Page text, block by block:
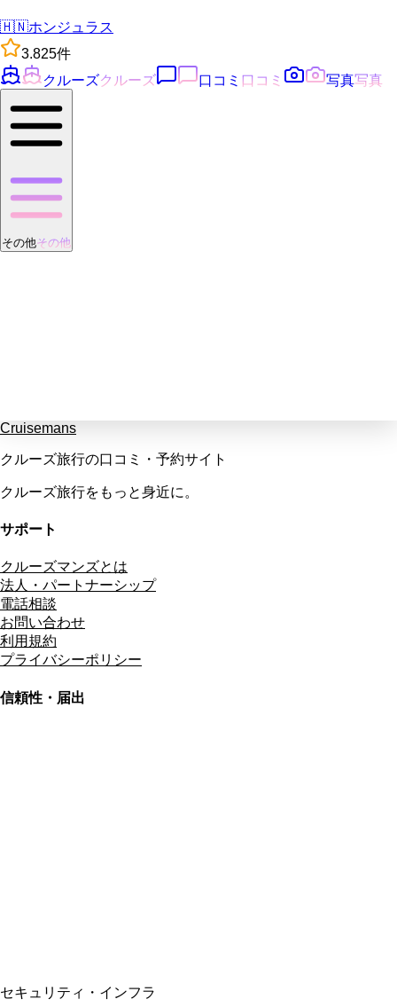
🇭🇳ホンジュラス
3.825件
クルーズクルーズ 口コミ 口コミ 写真写真
その他その他
Cruisemans
クルーズ旅行の口コミ・予約サイト
クルーズ旅行をもっと身近に。
サポート
クルーズマンズとは
法人・パートナーシップ
電話相談
お問い合わせ
利用規約
プライバシーポリシー
信頼性・届出
セキュリティ・インフラ